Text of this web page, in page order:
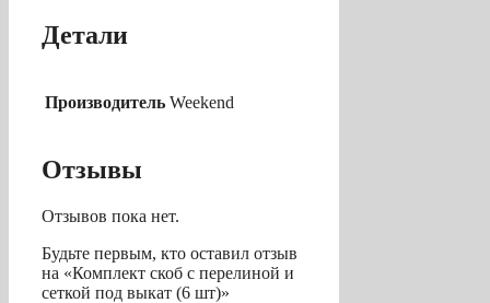
сеткой
под
шт)
Детали
Производитель Weekend
Отзывы
Отзывов пока нет.
Будьте первым, кто оставил отзыв
на «Комплект скоб c перелиной и
сеткой под выкат (6 шт)»